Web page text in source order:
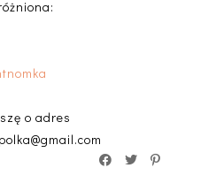
o adres